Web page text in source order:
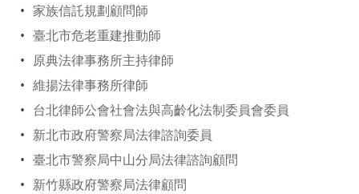
家族信託規劃顧問師
臺北市危老重建推動師
原典法律事務所主持律師
維揚法律事務所律師
台北律師公會社會法與高齡化法制委員會委員
新北市政府警察局法律諮詢委員
臺北市警察局中山分局法律諮詢顧問
新竹縣政府警察局法律顧問